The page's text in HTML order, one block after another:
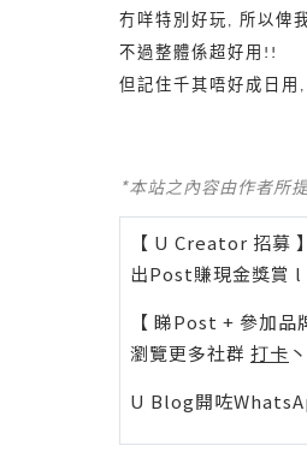
冇咩特別好玩 , 所以俾
不過整體係超好用 !!
但記住千其唔好成日用 ,
*本站之內容由作者所
【 U Creator 招募 】
出Post賺現金獎賞 l
【 睇Post + 參加品
瀏覽更多社群 打卡 丶
U Blog開咗